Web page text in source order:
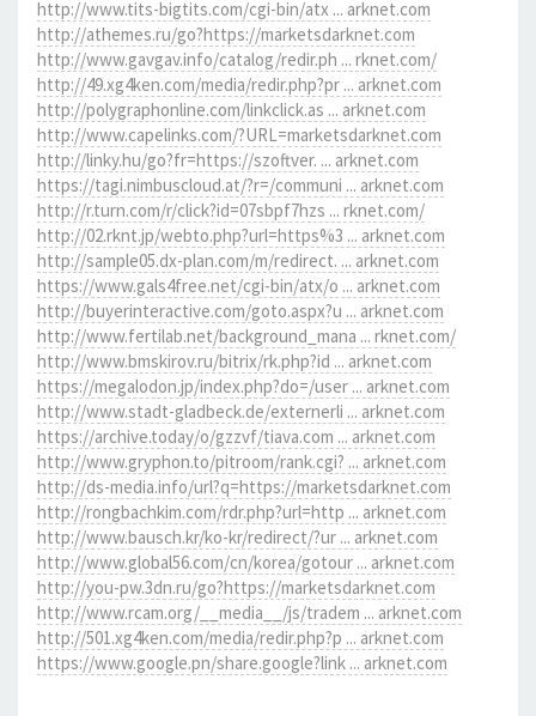
http://www.tits-bigtits.com/cgi-bin/atx ... arknet.com
http://athemes.ru/go?https://marketsdarknet.com
http://www.gavgav.info/catalog/redir.ph ... rknet.com/
http://49.xg4ken.com/media/redir.php?pr ... arknet.com
http://polygraphonline.com/linkclick.as ... arknet.com
http://www.capelinks.com/?URL=marketsdarknet.com
http://linky.hu/go?fr=https://szoftver. ... arknet.com
https://tagi.nimbuscloud.at/?r=/communi ... arknet.com
http://r.turn.com/r/click?id=07sbpf7hzs ... rknet.com/
http://02.rknt.jp/webto.php?url=https%3 ... arknet.com
http://sample05.dx-plan.com/m/redirect. ... arknet.com
https://www.gals4free.net/cgi-bin/atx/o ... arknet.com
http://buyerinteractive.com/goto.aspx?u ... arknet.com
http://www.fertilab.net/background_mana ... rknet.com/
http://www.bmskirov.ru/bitrix/rk.php?id ... arknet.com
https://megalodon.jp/index.php?do=/user ... arknet.com
http://www.stadt-gladbeck.de/externerli ... arknet.com
https://archive.today/o/gzzvf/tiava.com ... arknet.com
http://www.gryphon.to/pitroom/rank.cgi? ... arknet.com
http://ds-media.info/url?q=https://marketsdarknet.com
http://rongbachkim.com/rdr.php?url=http ... arknet.com
http://www.bausch.kr/ko-kr/redirect/?ur ... arknet.com
http://www.global56.com/cn/korea/gotour ... arknet.com
http://you-pw.3dn.ru/go?https://marketsdarknet.com
http://www.rcam.org/__media__/js/tradem ... arknet.com
http://501.xg4ken.com/media/redir.php?p ... arknet.com
https://www.google.pn/share.google?link ... arknet.com